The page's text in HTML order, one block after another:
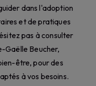
dans l'adoption
et de pratiques
pas à consulter
Gaëlle Beucher,
être, pour des
à vos besoins.